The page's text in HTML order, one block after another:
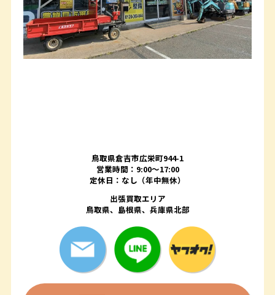
鳥取県倉吉市広栄町944-1
営業時間：9:00～17:00
定休日：なし（年中無休）
出張買取エリア
鳥取県、島根県、兵庫県北部